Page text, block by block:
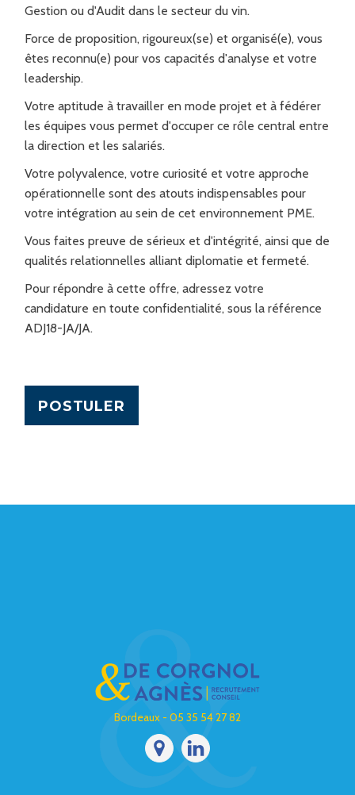
Gestion ou d'Audit dans le secteur du vin.
Force de proposition, rigoureux(se) et organisé(e), vous
êtes reconnu(e) pour vos capacités d'analyse et votre
leadership.
Votre aptitude à travailler en mode projet et à fédérer
les équipes vous permet d'occuper ce rôle central entre
la direction et les salariés.
Votre polyvalence, votre curiosité et votre approche
opérationnelle sont des atouts indispensables pour
votre intégration au sein de cet environnement PME.
Vous faites preuve de sérieux et d'intégrité, ainsi que de
qualités relationnelles alliant diplomatie et fermeté.
Pour répondre à cette offre, adressez votre
candidature en toute confidentialité, sous la référence
ADJ18-JA/JA.
POSTULER
Bordeaux - 05 35 54 27 82